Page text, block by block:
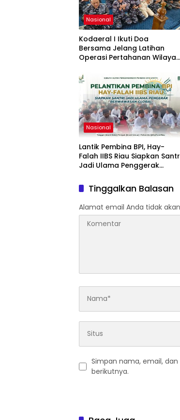
Nasional
Kodaeral I Ikuti Doa
Bersama Jelang Latihan
Operasi Pertahanan Wilayah
Nasional
Lantik Pembina BPI, Hay-
Falah IIBS Riau Siapkan
Jadi Ulama Penggerak
Tinggalkan Balasan
Alamat email Anda tidak
Simpan nama, email,
berikutnya.